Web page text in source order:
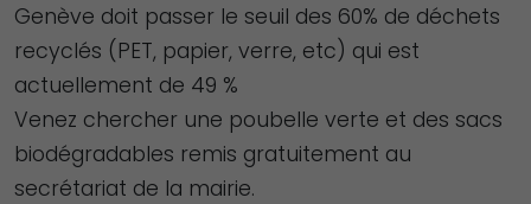
Genève doit passer le seuil des 60% de déchets
recyclés (PET, papier, verre, etc) qui est
actuellement de 49 %
Venez chercher une poubelle verte et des sacs
biodégradables remis gratuitement au
secrétariat de la mairie.